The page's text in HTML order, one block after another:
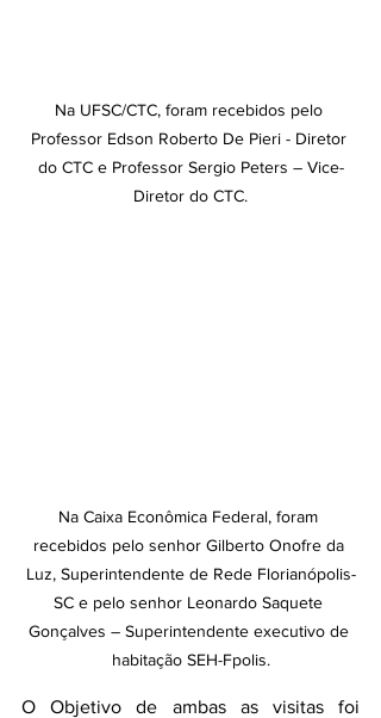
Na UFSC/CTC, foram recebidos pelo
Professor Edson Roberto De Pieri - Diretor
do CTC e Professor Sergio Peters – Vice-
Diretor do CTC.
Na Caixa Econômica Federal, foram
recebidos pelo senhor Gilberto Onofre da
Luz, Superintendente de Rede Florianópolis-
SC e pelo senhor Leonardo Saquete
Gonçalves – Superintendente executivo de
habitação SEH-Fpolis.
O Objetivo de ambas as visitas foi